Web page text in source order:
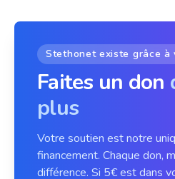
Stethonet existe grâce à
Faites un don
plus
Votre soutien est notre
financement. Chaque don,
différence. Si 5€ est dans